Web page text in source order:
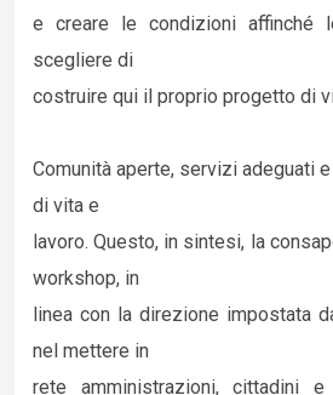
e creare le condizioni affinché
scegliere di
costruire qui il proprio progetto di
Comunità aperte, servizi adeguati
di vita e
lavoro. Questo, in sintesi, la
workshop, in
linea con la direzione impostata
nel mettere in
rete amministrazioni, cittadini